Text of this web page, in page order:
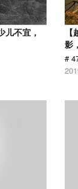
儿不宜，
影
#